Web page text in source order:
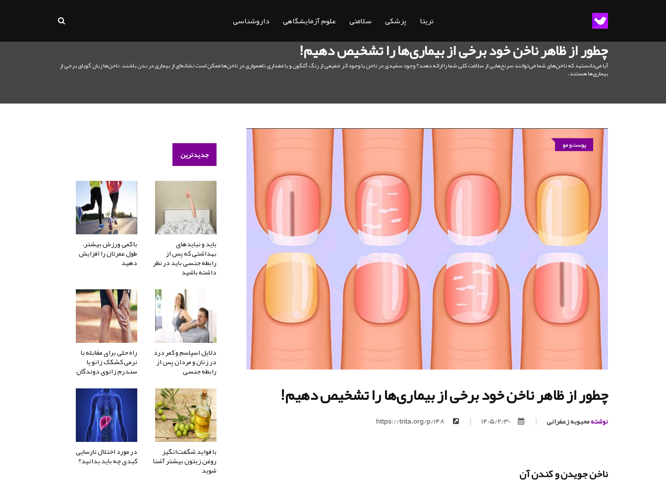
تریتا پزشکی سلامتی علوم آزمایشگاهی داروشناسی
چطور از ظاهر ناخن خود برخی از بیماری‌ها را تشخیص دهیم!
آیا می‌دانستید که ناخن‌های شما می‌توانند سرنخ‌هایی از سلامت کلی شما را ارائه دهند؟ وجود سفیدی در ناخن یا وجود اثر خفیفی از رنگ گلگون و یا مقداری ناهمواری در ناخن‌ها ممکن است نشانه‌ای از بیماری در بدن باشند. ناخن‌ها زبان گویای برخی از
بیماری‌ها هستند.
پوست و مو
چطور از ظاهر ناخن خود برخی از بیماری‌ها را تشخیص دهیم!
نوشتهمحبوبه زعفرانی 1405/2/30
ناخن جویدن و کندن آن
جدیدترین
باید و نبایدهای
بهداشتی که پس از
رابطه جنسی باید در نظر
داشته باشید
با کمی ورزش بیشتر،
طول عمرتان را افزایش
دهید
دلایل اسپاسم و کمر درد
در زنان و مردان پس از
رابطه جنسی
راه حلی برای مقابله با
نرمی کشکک زانو یا
سندرم زانوی دوندگان
با فواید شگفت‌انگیز
روغن زیتون بیشتر آشنا
شوید
در مورد اختلال نارسایی
کبدی چه باید بدانید؟